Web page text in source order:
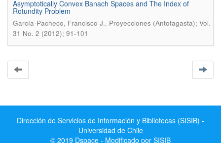
Asymptotically Convex Banach Spaces and The Index of
Rotundity Problem
García-Pacheco, Francisco J.. Proyecciones (Antofagasta); Vol.
31 No. 2 (2012); 91-101
Dirección de Servicios de Información y Bibliotecas (SISIB) -
Universidad de Chile
© 2019 Dspace - Modificado por SISIB